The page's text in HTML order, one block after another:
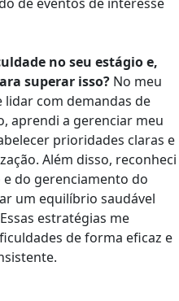
no seu estágio e,
superar isso? No meu
com demandas de
aprendi a gerenciar meu
prioridades claras e
Além disso, reconheci
do gerenciamento do
um equilíbrio saudável
estratégias me
de forma eficaz e